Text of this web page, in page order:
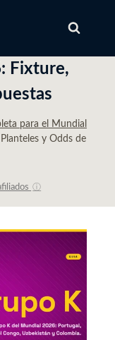
Fixture,
para el Mundial
y Odds de
ⓘ